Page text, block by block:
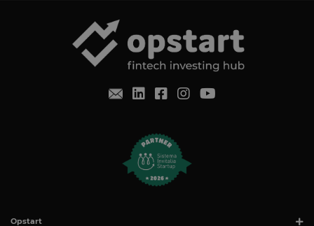
Opstart